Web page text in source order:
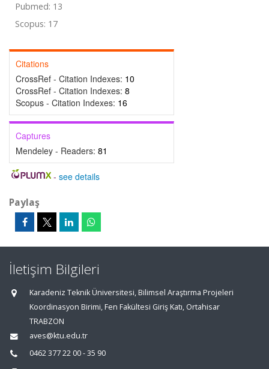
Pubmed: 13
Scopus: 17
Citations
CrossRef - Citation Indexes: 10
CrossRef - Citation Indexes: 8
Scopus - Citation Indexes: 16
Captures
Mendeley - Readers: 81
- see details
Paylaş
İletişim Bilgileri
Karadeniz Teknik Üniversitesi, Bilimsel Araştırma Projeleri
Koordinasyon Birimi, Fen Fakültesi Giriş Katı, Ortahisar
TRABZON
aves@ktu.edu.tr
0462 377 22 00 - 35 90